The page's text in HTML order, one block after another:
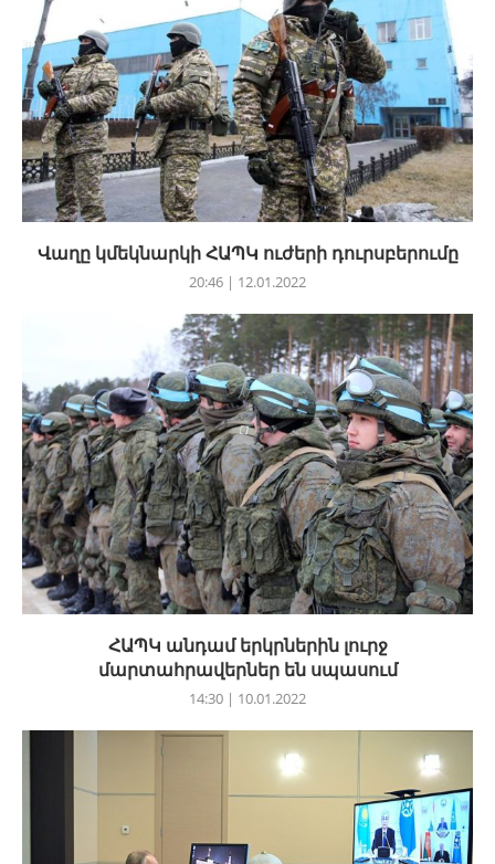
Վաղը կմեկնարկի ՀԱՊԿ ուժերի դուրսբերումը
20:46 | 12.01.2022
ՀԱՊԿ անդամ երկրներին լուրջ
մարտահրավերներ են սպասում
14:30 | 10.01.2022